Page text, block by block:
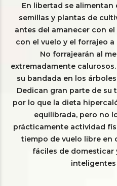
En libertad se
semillas y plantas de
antes del amanecer con
con el vuelo y el forrajeo
No forrajearán al
extremadamente
su bandada en los
Dedican gran parte de su
por lo que la dieta
equilibrada, pero no
prácticamente actividad
tiempo de vuelo libre en
fáciles de domesticar
inteligentes